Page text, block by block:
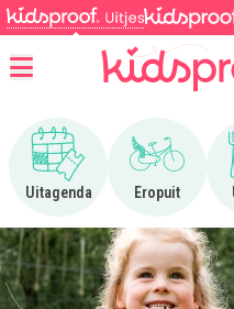
Uitagenda
Ga naar Uitagenda
Eropuit
Ga naar